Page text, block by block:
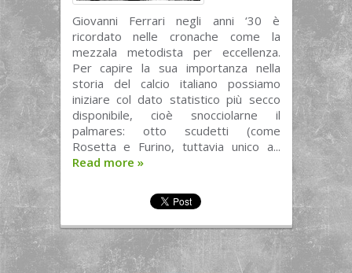
Giovanni Ferrari negli anni ‘30 è
ricordato nelle cronache come la
mezzala metodista per eccellenza.
Per capire la sua importanza nella
storia del calcio italiano possiamo
iniziare col dato statistico più secco
disponibile, cioè snocciolarne il
palmares: otto scudetti (come
Rosetta e Furino, tuttavia unico a...
Read more »